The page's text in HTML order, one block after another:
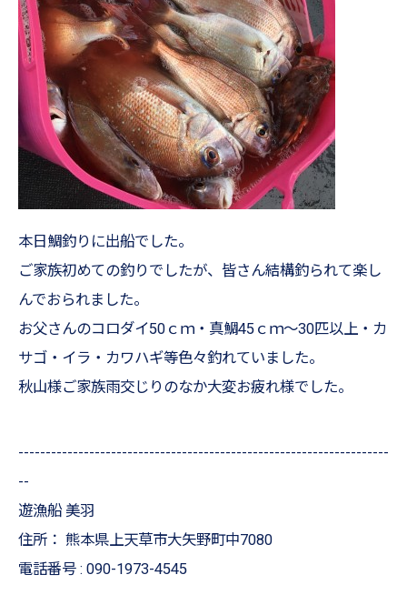
本日鯛釣りに出船でした。
ご家族初めての釣りでしたが、皆さん結構釣られて楽し
んでおられました。
お父さんのコロダイ50ｃｍ・真鯛45ｃｍ～30匹以上・カ
サゴ・イラ・カワハギ等色々釣れていました。
秋山様ご家族雨交じりのなか大変お疲れ様でした。
--------------------------------------------------------------------
--
遊漁船 美羽
住所： 熊本県上天草市大矢野町中7080
電話番号 : 090-1973-4545